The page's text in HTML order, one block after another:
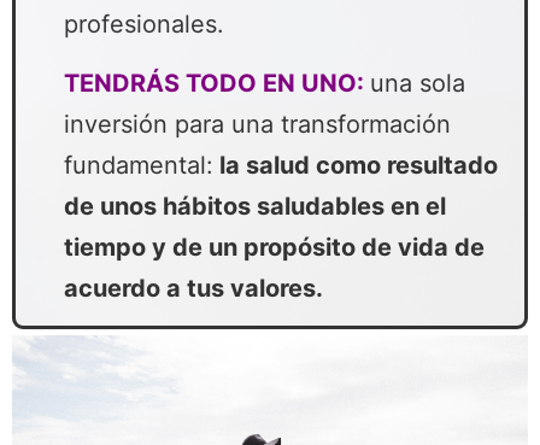
profesionales.
TENDRÁS TODO EN UNO: una sola
inversión para una transformación
fundamental: la salud como resultado
de unos hábitos saludables en el
tiempo y de un propósito de vida de
acuerdo a tus valores.